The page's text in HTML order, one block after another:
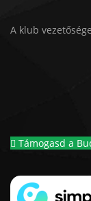
A klub vezetősége
Támogasd a